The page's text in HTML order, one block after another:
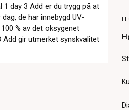
day 3 Add er du trygg på at
de har innebygd UV-
% av det oksygenet
gir utmerket synskvalitet